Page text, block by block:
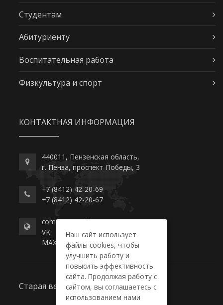
Студентам
Абитуриенту
Воспитательная работа
Физкультура и спорт
КОНТАКТНАЯ ИНФОРМАЦИЯ
440011, Пензенская область,
г. Пенза, проспект Победы, 3
+7 (8412) 42-20-69
+7 (8412) 42-20-67
commerce-college.ru
VK
MAX
Старая версия сайта
Наш сайт использует
файлы cookies, чтобы
улучшить работу и
повысить эффективность
сайта. Продолжая работу с
сайтом, вы соглашаетесь с
использованием нами